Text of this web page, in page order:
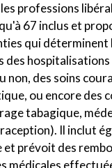
professions
67 inclus et
qui déterminent
des
non, des soins
ou encore des
tabagique,
Il inclut
prévoit des
médicales